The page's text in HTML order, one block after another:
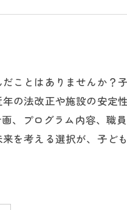
ことはありませんか？
の法改正や施設の安定
、プログラム内容、職
を考える選択が、子ど